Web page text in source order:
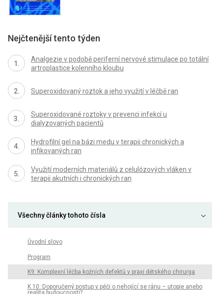
Nejčtenější tento týden
Analgezie v podobě periferní nervové stimulace po totální
artroplastice kolenního kloubu
Superoxidovaný roztok a jeho využití v léčbě ran
Superoxidované roztoky v prevenci infekcí u
dialyzovaných pacientů
Hydrofilní gel na bázi medu v terapii chronických a
infikovaných ran
Využití moderních materiálů z celulózových vláken v
terapii akutních i chronických ran
Všechny články tohoto čísla
Úvodní slovo
Program
K9: Komplexní léčba kožních defektů v praxi dětského chirurga
K 10: Doporučený postup v péči o nehojící se ránu – utopie anebo